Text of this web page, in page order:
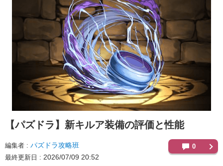
【パズドラ】 新キルア装備の評価と性能
編集者 パズドラ攻略班
最終更新日 2026/07/09 20:52
0